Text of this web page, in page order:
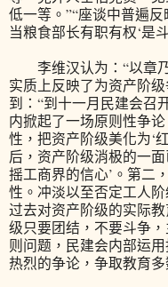
低一等。”“座谈中普遍
当粮食部长有职有权‘是
李维汉认为：“以章乃
实质上反映了为资产阶
到：“到十一月民建会召
内掀起了一场原则性争
性，把资产阶级美化为‘
后，资产阶级消极的一
摇工商界的信心’。第二
性。冲淡以至否定工人
过去对资产阶级的实际
级只要团结，不要斗争
则问题，民建会内部运
热烈的争论，争取教育